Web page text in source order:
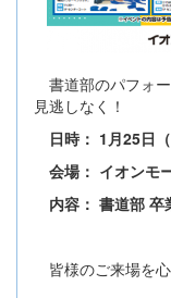
書道部のパフォ
見逃しなく！
日時： 1月25日
会場： イオンモ
内容： 書道部 卒
皆様のご来場を心